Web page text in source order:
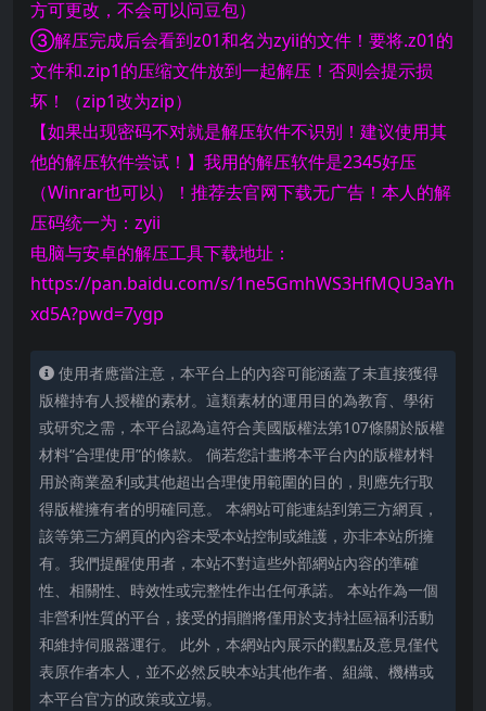
方可更改，不会可以问豆包）
③解压完成后会看到z01和名为zyii的文件！要将.z01的
文件和.zip1的压缩文件放到一起解压！否则会提示损
坏！（zip1改为zip）
【如果出现密码不对就是解压软件不识别！建议使用其
他的解压软件尝试！】我用的解压软件是2345好压
（Winrar也可以）！推荐去官网下载无广告！本人的解
压码统一为：zyii
电脑与安卓的解压工具下载地址：
https://pan.baidu.com/s/1ne5GmhWS3HfMQU3aYh
xd5A?pwd=7ygp
使用者應當注意，本平台上的內容可能涵蓋了未直接獲得
版權持有人授權的素材。這類素材的運用目的為教育、學術
或研究之需，本平台認為這符合美國版權法第107條關於版權
材料“合理使用”的條款。 倘若您計畫將本平台內的版權材料
用於商業盈利或其他超出合理使用範圍的目的，則應先行取
得版權擁有者的明確同意。 本網站可能連結到第三方網頁，
該等第三方網頁的內容未受本站控制或維護，亦非本站所擁
有。我們提醒使用者，本站不對這些外部網站內容的準確
性、相關性、時效性或完整性作出任何承諾。 本站作為一個
非營利性質的平台，接受的捐贈將僅用於支持社區福利活動
和維持伺服器運行。 此外，本網站內展示的觀點及意見僅代
表原作者本人，並不必然反映本站其他作者、組織、機構或
本平台官方的政策或立場。